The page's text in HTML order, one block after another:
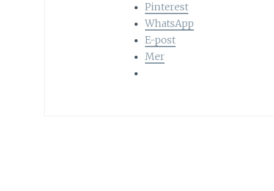
Pinterest
WhatsApp
E-post
Mer